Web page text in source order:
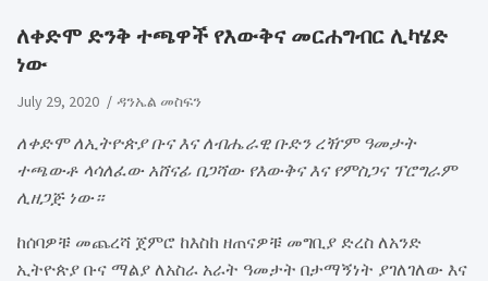
ለቀድሞ ድንቅ ተጫዋች የእውቅና መርሐግብር ሊካሄድ
ነው
July 29, 2020 ዳንኤል መስፍን
ለቀድሞ ለኢትዮጵያ ቡና እና ለብሔራዊ ቡድን ረዥም ዓመታት
ተጫውቶ ላሳለፈው አሸናፊ በጋሻው የእውቅና እና የምስጋና ፕሮግራም
ሊዘጋጅ ነው።
ከሰባዎቹ መጨረሻ ጀምሮ ከእስከ ዘጠናዎቹ መግቢያ ድረስ ለአንድ
ኢትዮጵያ ቡና ማልያ ለአስራ አራት ዓመታት በታማኝነት ያገለገለው እና